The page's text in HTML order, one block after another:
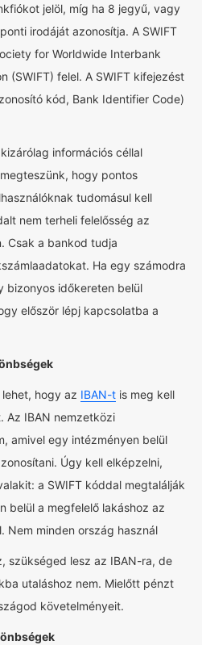
jelöl, míg ha 8 jegyű, vagy
irodáját azonosítja. A SWIFT
for Worldwide Interbank
(SWIFT) felel. A SWIFT kifejezést
kód, Bank Identifier Code)
információs céllal
hogy pontos
tudomásul kell
nem terheli felelősség az
Csak a bankod tudja
Ha egy számodra
bizonyos időkereten belül
először lépj kapcsolatba a
hogy az IBAN-t is meg kell
Az IBAN nemzetközi
amivel egy intézményen belül
Úgy kell elképzelni,
a SWIFT kóddal megtalálják
belül a megfelelő lakáshoz az
Nem minden ország használ
szükséged lesz az IBAN-ra, de
utaláshoz nem. Mielőtt pénzt
követelményeit.